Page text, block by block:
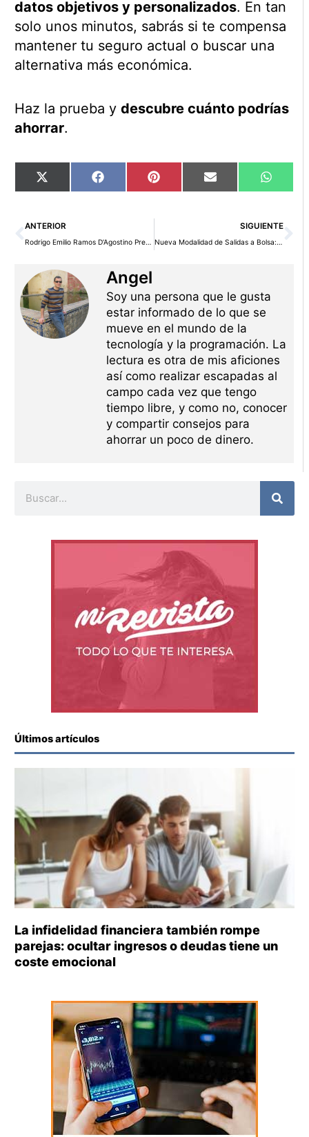
datos objetivos y personalizados. En tan
solo unos minutos, sabrás si te compensa
mantener tu seguro actual o buscar una
alternativa más económica.
Haz la prueba y descubre cuánto podrías
ahorrar.
Compartir
en
X
(Twitter)
Compartir
en
Facebook Compartir
en
Pinterest Compartir
en
Email
en
Ant
ANTERIOR
Rodrigo Emilio Ramos D’Agostino Presenta las Claves de las Tendencias de Inversión para 2026
SIGUIENTE
Nueva Modalidad de Salidas a Bolsa: Flexibilidad y Sencillez de la CNMV y BME
Angel
Soy una persona que le gusta
estar informado de lo que se
mueve en el mundo de la
tecnología y la programación. La
lectura es otra de mis aficiones
así como realizar escapadas al
campo cada vez que tengo
tiempo libre, y como no, conocer
y compartir consejos para
ahorrar un poco de dinero.
Últimos artículos
La infidelidad financiera también rompe
parejas: ocultar ingresos o deudas tiene un
coste emocional